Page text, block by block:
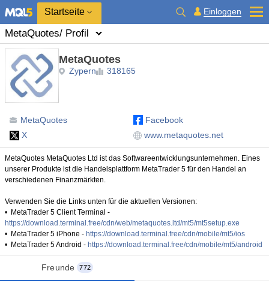
Startseite Einloggen
MetaQuotes/ Profil
MetaQuotes
Zypern 318165
MetaQuotes
Facebook
X
www.metaquotes.net
MetaQuotes MetaQuotes Ltd ist das Softwareentwicklungsunternehmen. Eines
unserer Produkte ist die Handelsplattform MetaTrader 5 für den Handel an
verschiedenen Finanzmärkten.
Verwenden Sie die Links unten für die aktuellen Versionen:
• MetaTrader 5 Client Terminal -
https://download.terminal.free/cdn/web/metaquotes.ltd/mt5/mt5setup.exe
• MetaTrader 5 iPhone - https://download.terminal.free/cdn/mobile/mt5/ios
• MetaTrader 5 Android - https://download.terminal.free/cdn/mobile/mt5/android
Freunde 772